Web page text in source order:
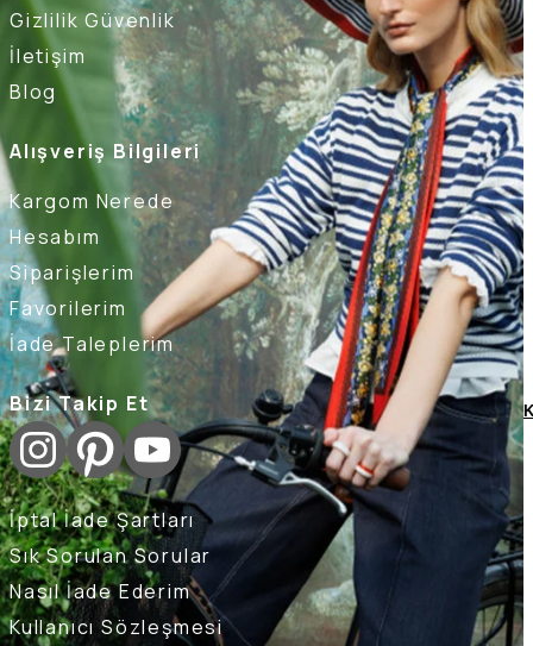
Gizlilik Güvenlik
İletişim
Blog
Alışveriş Bilgileri
Kargom Nerede
Hesabım
Siparişlerim
Favorilerim
İade Taleplerim
Bizi Takip Et
İptal İade Şartları
Sık Sorulan Sorular
Nasıl İade Ederim
Kullanıcı Sözleşmesi